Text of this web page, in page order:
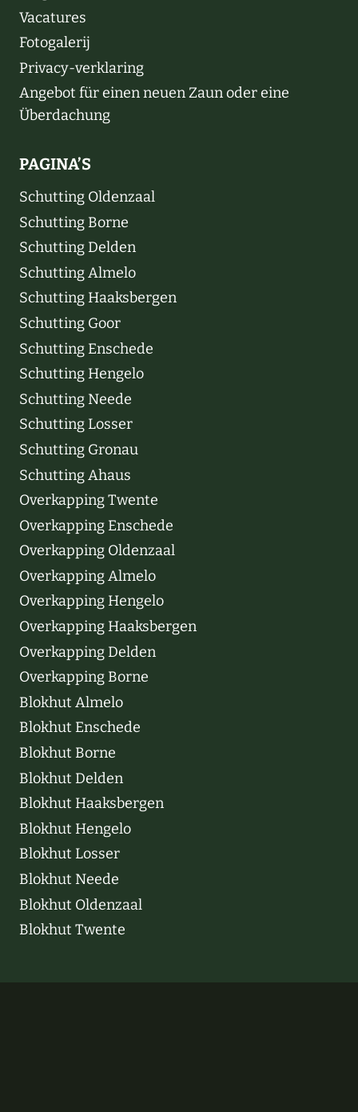
Vacatures
Fotogalerij
Privacy-verklaring
Angebot für einen neuen Zaun oder eine
Überdachung
PAGINA’S
Schutting Oldenzaal
Schutting Borne
Schutting Delden
Schutting Almelo
Schutting Haaksbergen
Schutting Goor
Schutting Enschede
Schutting Hengelo
Schutting Neede
Schutting Losser
Schutting Gronau
Schutting Ahaus
Overkapping Twente
Overkapping Enschede
Overkapping Oldenzaal
Overkapping Almelo
Overkapping Hengelo
Overkapping Haaksbergen
Overkapping Delden
Overkapping Borne
Blokhut Almelo
Blokhut Enschede
Blokhut Borne
Blokhut Delden
Blokhut Haaksbergen
Blokhut Hengelo
Blokhut Losser
Blokhut Neede
Blokhut Oldenzaal
Blokhut Twente